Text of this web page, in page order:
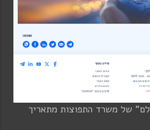
של משרד התפוצות מתאריך